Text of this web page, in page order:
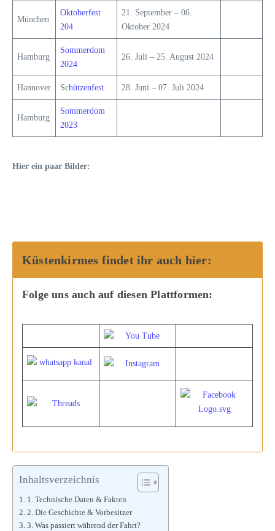
München
Oktoberfest
204
21. September – 06.
Oktober 2024
Hamburg
Sommerdom
2024
26. Juli – 25. August 2024
Hannover Schützenfest 28. Juni – 07. Juli 2024
Hamburg
Sommerdom
2023
Hier ein paar Bilder:
Küstenkirmes findet ihr auch hier:
Folge uns auch auf diesen Plattformen:
Inhaltsverzeichnis
1. Technische Daten & Fakten
2. Die Geschichte & Vorbesitzer
3. Was passiert während der Fahrt?